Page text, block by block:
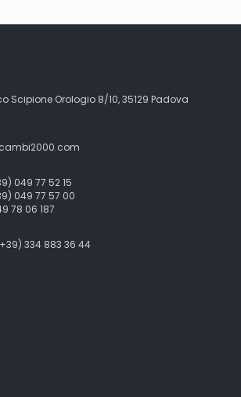
Scipione Orologio 8/10, 35129 Padova
049 77 52 15
049 77 57 00
78 06 187
334 883 36 44